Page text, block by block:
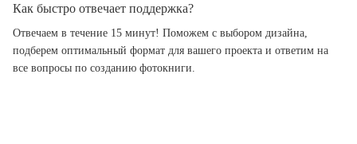
Как быстро отвечает поддержка?
Отвечаем в течение 15 минут! Поможем с выбором дизайна,
подберем оптимальный формат для вашего проекта и ответим на
все вопросы по созданию фотокниги.